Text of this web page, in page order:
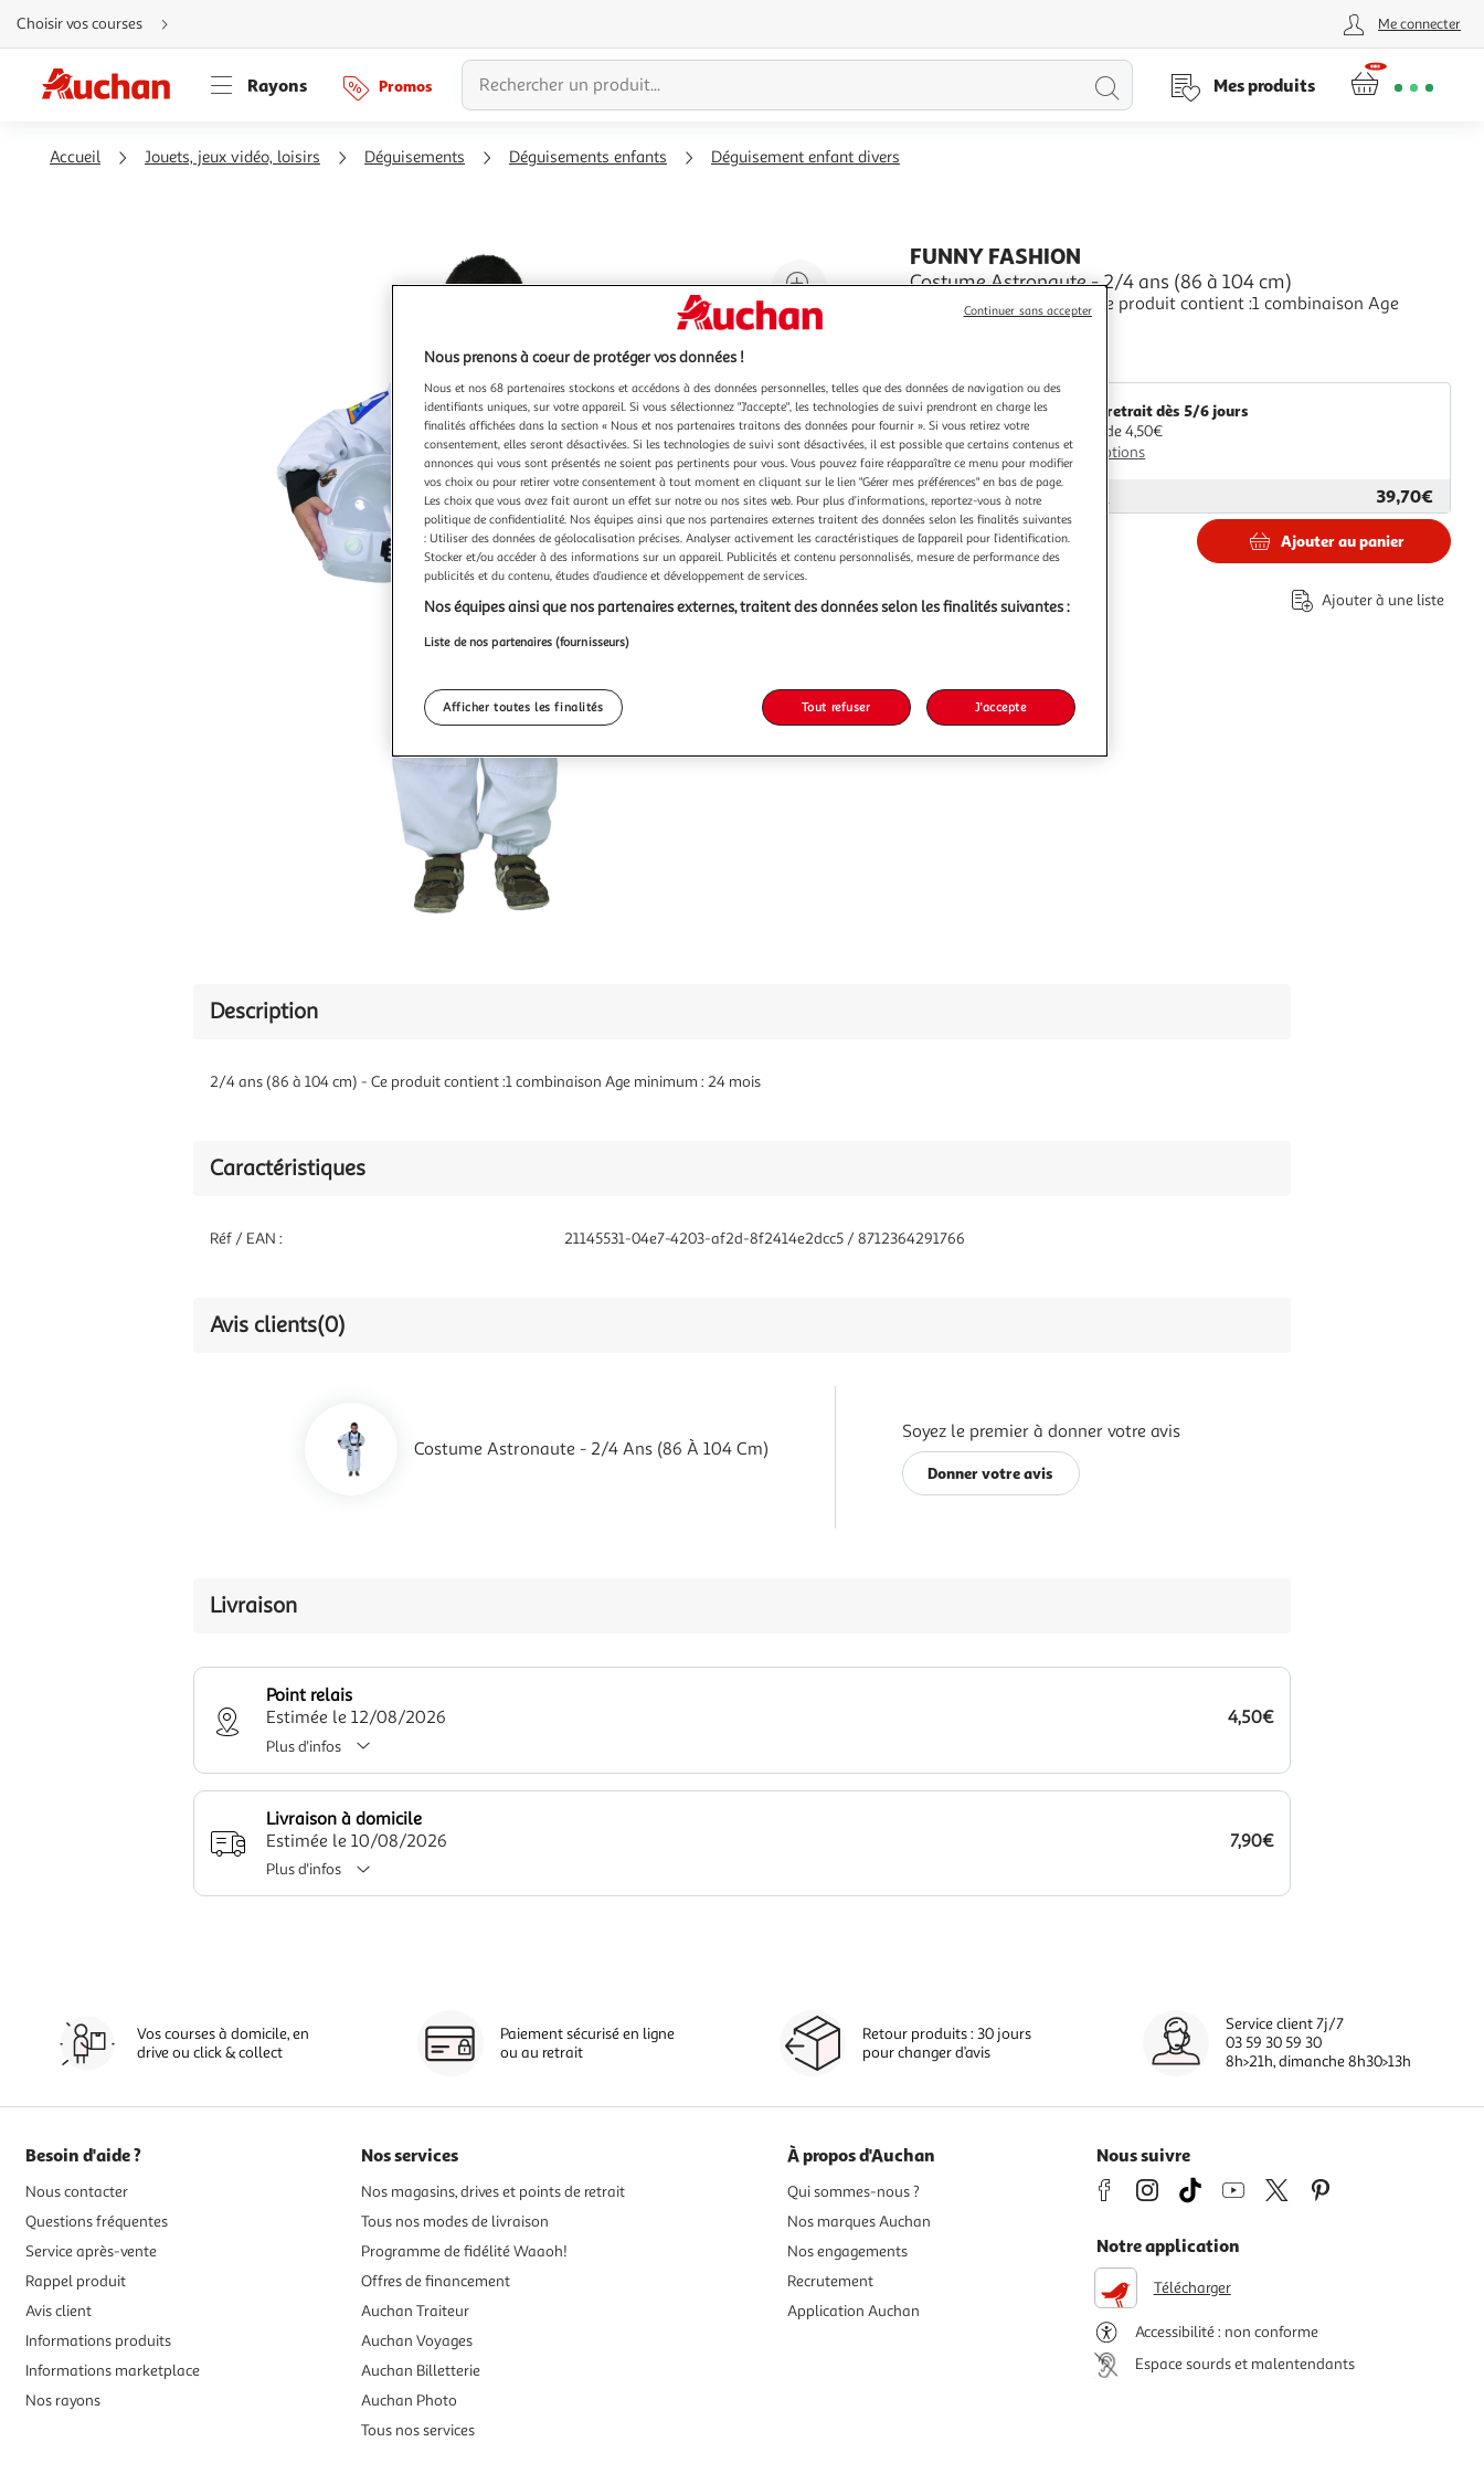
Aller
directement
au
Aller
directement
à
Aller
directement
Choisir vos courses Me connecter
Rayons Promos
Lancer
Mes produits
Accueil Jouets, jeux vidéo, loisirs Déguisements Déguisements enfants Déguisement enfant divers
Agrandir
l'illustration
à
Réduire
à
100
%
Partager
le
produit
FUNNY FASHION
Costume Astronaute - 2/4 ans (86 à 104 cm)
2/4 ans (86 à 104 cm) - Ce produit contient :1 combinaison Age
Livr. ou retrait dès 5/6 jours
A partir de 4,50€
Plus d'options
Vendu parAvenue des Jeux 39,70€
39,70€
Ajouter au panier
Ajouter à une liste
Description
2/4 ans (86 à 104 cm) - Ce produit contient :1 combinaison Age minimum : 24 mois
Caractéristiques
Réf / EAN : 21145531-04e7-4203-af2d-8f2414e2dcc5 / 8712364291766
Avis clients(0)
Costume Astronaute - 2/4 Ans (86 À 104 Cm)
Soyez le premier à donner votre avis
Donner votre avis
Livraison
Point relais
Estimée le 12/08/2026
4,50€
Plus d'infos
Livraison à domicile
Estimée le 10/08/2026
7,90€
Plus d'infos
Vos courses à domicile, en
drive ou click & collect
Paiement sécurisé en ligne
ou au retrait
Retour produits : 30 jours
pour changer d’avis
Service client 7j/7
03 59 30 59 30
8h>21h, dimanche 8h30>13h
Besoin d'aide ?
Nous contacter
Questions fréquentes
Service après-vente
Rappel produit
Avis client
Informations produits
Informations marketplace
Nos rayons
Nos services
Nos magasins, drives et points de retrait
Tous nos modes de livraison
Programme de fidélité Waaoh!
Offres de financement
Auchan Traiteur
Auchan Voyages
Auchan Billetterie
Auchan Photo
Tous nos services
À propos d'Auchan
Qui sommes-nous ?
Nos marques Auchan
Nos engagements
Recrutement
Application Auchan
Nous suivre
Notre application
Télécharger
Accessibilité : non conforme
Espace sourds et malentendants
Nous prenons à coeur de protéger vos données !
Nous et nos 68 partenaires stockons et accédons à des données personnelles, telles que des données de navigation ou des
identifiants uniques, sur votre appareil. Si vous sélectionnez "J'accepte", les technologies de suivi prendront en charge les
finalités affichées dans la section « Nous et nos partenaires traitons des données pour fournir ». Si vous retirez votre
consentement, elles seront désactivées. Si les technologies de suivi sont désactivées, il est possible que certains contenus et
annonces qui vous sont présentés ne soient pas pertinents pour vous. Vous pouvez faire réapparaître ce menu pour modifier
vos choix ou pour retirer votre consentement à tout moment en cliquant sur le lien "Gérer mes préférences" en bas de page.
Les choix que vous avez fait auront un effet sur notre ou nos sites web. Pour plus d’informations, reportez-vous à notre
politique de confidentialité. Nos équipes ainsi que nos partenaires externes traitent des données selon les finalités suivantes
: Utiliser des données de géolocalisation précises. Analyser activement les caractéristiques de l’appareil pour l’identification.
Stocker et/ou accéder à des informations sur un appareil. Publicités et contenu personnalisés, mesure de performance des
publicités et du contenu, études d’audience et développement de services.
Nos équipes ainsi que nos partenaires externes, traitent des données selon les finalités suivantes :
Liste de nos partenaires (fournisseurs)
Afficher toutes les finalités Tout refuser J'accepte
Continuer sans accepter